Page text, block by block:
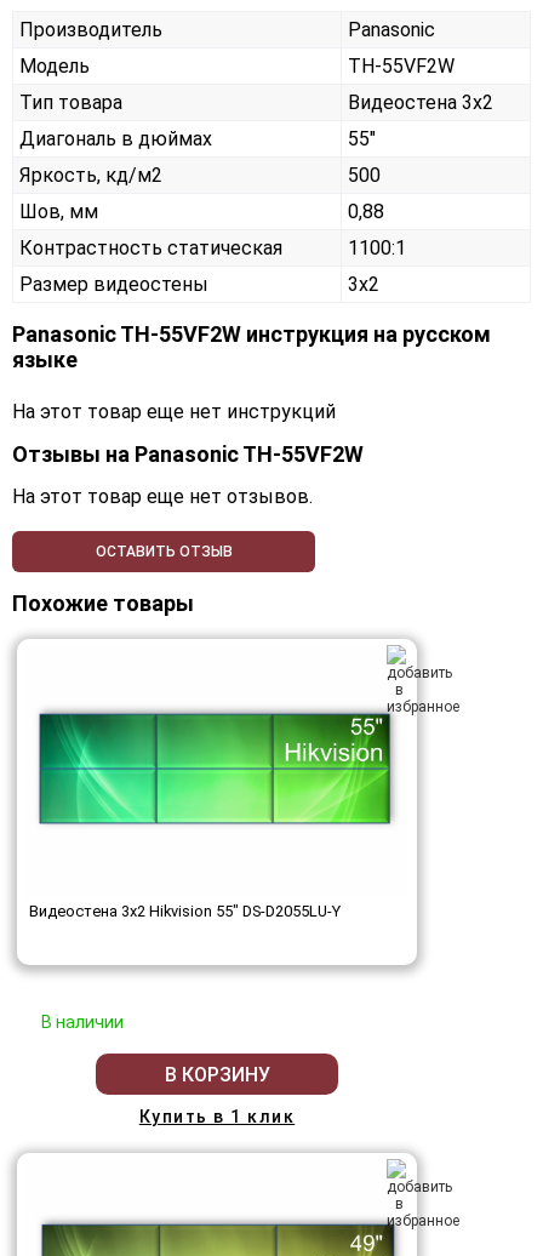
Производитель
Panasonic
Модель
TH-55VF2W
Тип товара
Видеостена 3х2
Диагональ в дюймах
55"
Яркость, кд/м2
500
Шов, мм
0,88
Контрастность статическая
1100:1
Размер видеостены
3x2
Panasonic TH-55VF2W инструкция на русском
языке
На этот товар еще нет инструкций
Отзывы на Panasonic TH-55VF2W
На этот товар еще нет отзывов.
ОСТАВИТЬ ОТЗЫВ
Похожие товары
Видеостена 3x2 Hikvision 55" DS-D2055LU-Y
В наличии
В КОРЗИНУ
Купить в 1 клик